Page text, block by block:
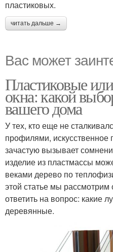
пластиковых.
читать дальше →
Вас может
Пластиковые
окна: какой
вашего дома
У тех, кто еще не
профилями,
зачастую вызывает
изделие из пластмассы
веками дерево по
этой статье мы
ответить на вопрос: какие
деревянные.